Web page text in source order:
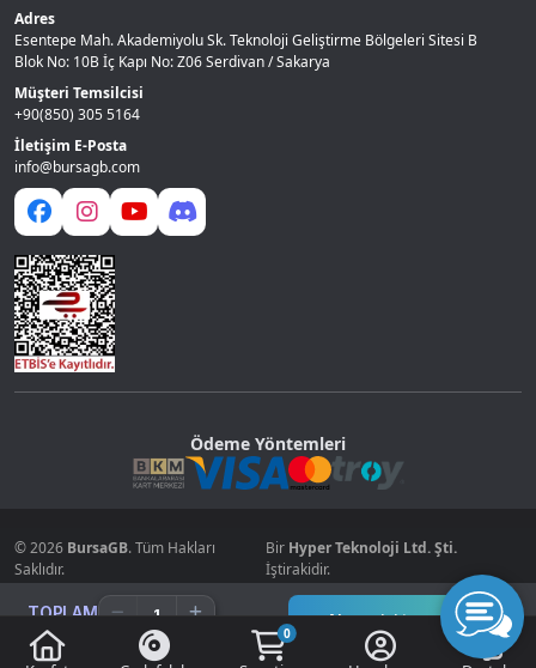
TOPLAM
0.00
Alışverişi tamamla
0
Adres
Esentepe Mah. Akademiyolu Sk. Teknoloji Geliştirme Bölgeleri Sitesi B
Blok No: 10B İç Kapı No: Z06 Serdivan / Sakarya
Müşteri Temsilcisi
+90(850) 305 5164
İletişim E-Posta
info@bursagb.com
Ödeme Yöntemleri
© 2026 BursaGB. Tüm Hakları
Saklıdır.
Bir Hyper Teknoloji Ltd. Şti.
İştirakidir.